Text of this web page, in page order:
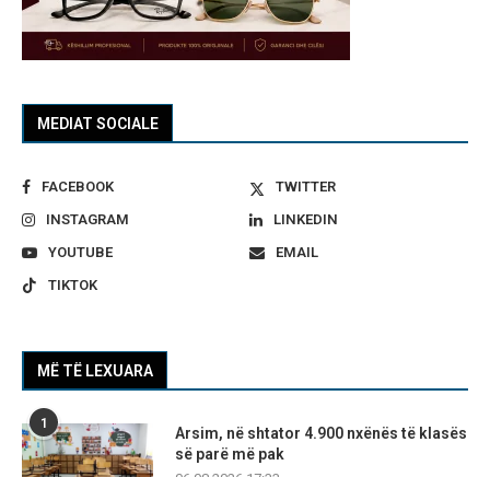
MEDIAT SOCIALE
FACEBOOK
TWITTER
INSTAGRAM
LINKEDIN
YOUTUBE
EMAIL
TIKTOK
MË TË LEXUARA
1
Arsim, në shtator 4.900 nxënës të klasës
së parë më pak